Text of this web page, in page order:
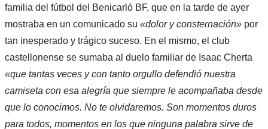
familia del fútbol del Benicarló BF, que en la tarde de ayer
mostraba en un comunicado su «dolor y consternación»por
tan inesperado y trágico suceso. En el mismo, el club
castellonense se sumaba al duelo familiar de Isaac Cherta
«que tantas veces y con tanto orgullo defendió nuestra
camiseta con esa alegría que siempre le acompañaba desde
que lo conocimos. No te olvidaremos. Son momentos duros
para todos, momentos en los que ninguna palabra sirve de